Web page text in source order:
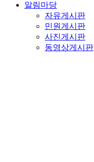
알림마당
자유게시판
민원게시판
사진게시판
동영상게시판